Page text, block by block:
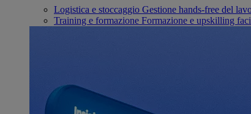
Logistica e stoccaggio Gestione hands-free del
Training e formazione Formazione e upskilling